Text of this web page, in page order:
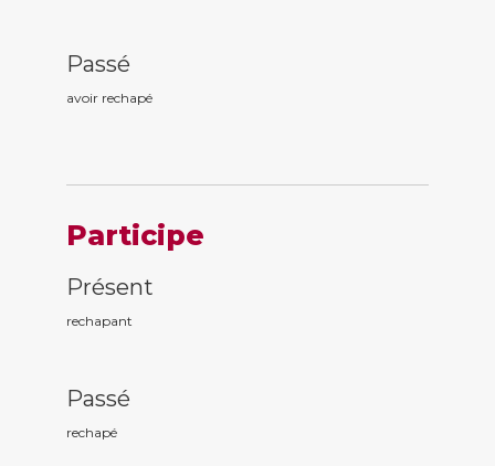
Passé
avoir rechapé
Participe
Présent
rechapant
Passé
rechapé